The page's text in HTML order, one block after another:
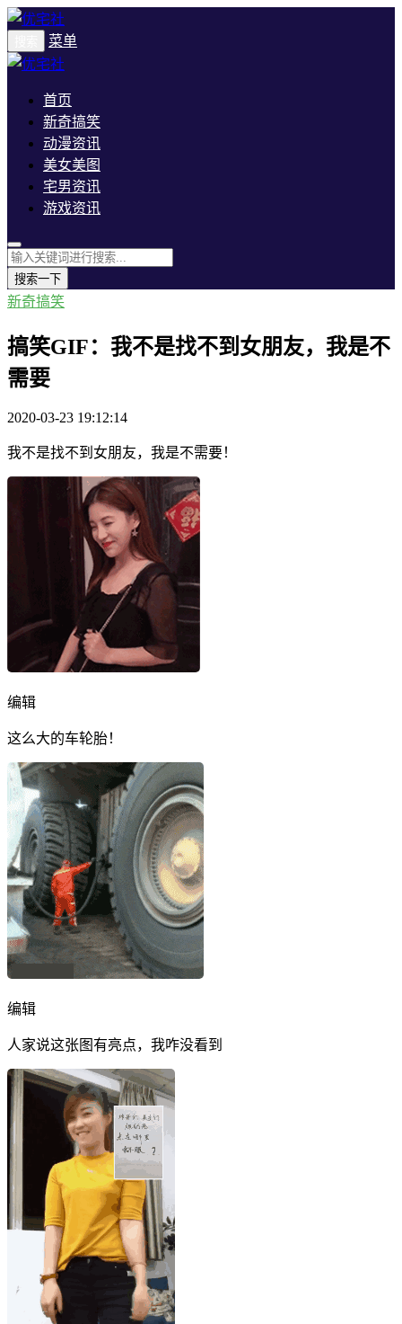
菜单
首页
新奇搞笑
动漫资讯
美女美图
宅男资讯
游戏资讯
搜索一下
新奇搞笑
搞笑GIF：我不是找不到女朋友，我是不
需要
2020-03-23 19:12:14
我不是找不到女朋友，我是不需要！
编辑
这么大的车轮胎！
编辑
人家说这张图有亮点，我咋没看到